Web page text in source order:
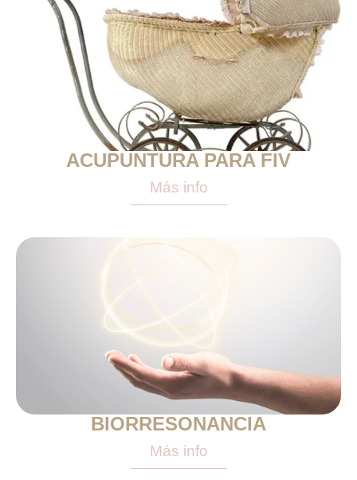
ACUPUNTURA PARA FIV
Más info
BIORRESONANCIA
Más info